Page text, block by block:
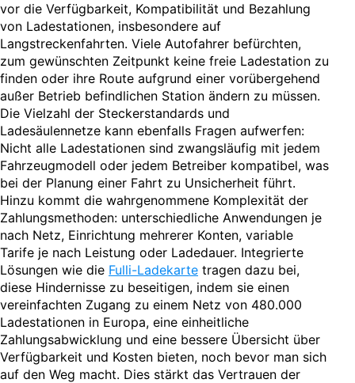
vor die Verfügbarkeit, Kompatibilität und Bezahlung
von Ladestationen, insbesondere auf
Langstreckenfahrten. Viele Autofahrer befürchten,
zum gewünschten Zeitpunkt keine freie Ladestation zu
finden oder ihre Route aufgrund einer vorübergehend
außer Betrieb befindlichen Station ändern zu müssen.
Die Vielzahl der Steckerstandards und
Ladesäulennetze kann ebenfalls Fragen aufwerfen:
Nicht alle Ladestationen sind zwangsläufig mit jedem
Fahrzeugmodell oder jedem Betreiber kompatibel, was
bei der Planung einer Fahrt zu Unsicherheit führt.
Hinzu kommt die wahrgenommene Komplexität der
Zahlungsmethoden: unterschiedliche Anwendungen je
nach Netz, Einrichtung mehrerer Konten, variable
Tarife je nach Leistung oder Ladedauer. Integrierte
Lösungen wie die Fulli-Ladekarte tragen dazu bei,
diese Hindernisse zu beseitigen, indem sie einen
vereinfachten Zugang zu einem Netz von 480.000
Ladestationen in Europa, eine einheitliche
Zahlungsabwicklung und eine bessere Übersicht über
Verfügbarkeit und Kosten bieten, noch bevor man sich
auf den Weg macht. Dies stärkt das Vertrauen der